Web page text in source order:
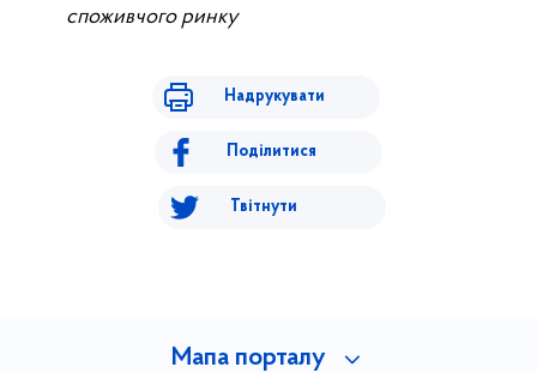
споживчого ринку
Надрукувати
Поділитися
Твітнути
Мапа порталу